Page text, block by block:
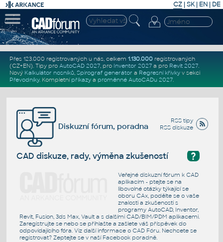
CZ | SK| EN | DE
Přes 123.000 registrovaných u nás, celkem 1.130.000registrovaných
(CZ+EN). Tipy pro AutoCAD 2027, pro Inventor 2027a pro Revit 2027.
Nový Kalkulátor nosníků, Spirograf generátor a Regresní křivkyv sekci
Převodníky. Kompletní příkazya proměnné AutoCADu 2027.
RSS tipy
RSS diskuze
Diskuzní fórum, poradna
?
CAD diskuze, rady, výměna zkušeností
Veřejné diskuzní fórum k CAD
aplikacím - ptejte se na
libovolné otázky týkající se
oboru CAx, podělte se o vaše
znalosti a zkušenosti s
programy AutoCAD, Inventor,
Revit, Fusion, 3ds Max, Vault a s dalšími CAD/BIM/PDM aplikacemi.
Zaregistrujte se nebo se přihlašte a zašlete váš příspěvek do
odpovídajícího fóra. Viz další informace o CAD Fóru. Nechcete se
registrovat? Zeptejte se v naší Facebook poradně.